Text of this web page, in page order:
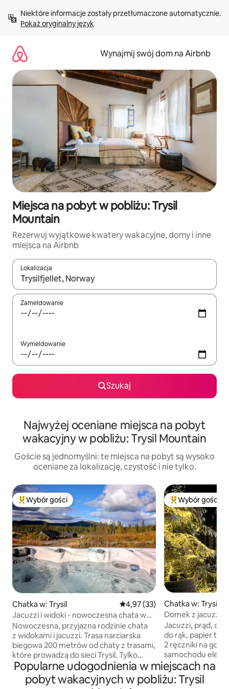
treści Pokaż oryginalny język
Wynajmij swój dom na Airbnb
Miejsca na pobyt w pobliżu: Trysil
Mountain
Rezerwuj wyjątkowe kwatery wakacyjne, domy i inne
miejsca na Airbnb
Lokalizacja
Gdy wyniki będą dostępne, możesz poruszać się po nich za
Zameldowanie
Wymeldowanie
Szukaj
Najwyżej oceniane miejsca na pobyt
wakacyjny w pobliżu: Trysil Mountain
Goście są jednomyślni: te miejsca na pobyt są wysoko
oceniane za lokalizację, czystość i nie tylko.
Najpopularniejsze z kategorii Wybór gości
Wybór gości
Chatka w: Trysil Średnia ocena: 4,97 na 5,
4,97 (33)
Jacuzzi i widoki - nowoczesna chata w
pobliżu Trysil alpin
Nowoczesna, przyjazna rodzinie chata
z widokami i jacuzzi. Trasa narciarska
biegowa 200 metrów od chaty z trasami,
które prowadzą do sieci Trysil. Tylko
10 minut jazdy samochodem do ośrodka
alpejskiego, parku rowerowego, parku
zjazdowego i parku wspinaczkowego.🚴
Wybór gości
Chatka w: Trysil
Domek z jacuzzi i
samochodów
cenę
Jacuzzi, prąd,
do rąk, papier
2 ręczniki na
samochodu
w cenę najmu! Jacuzzi nie jest używane
w okresie od 1
Przytulna chata,
Popularne udogodnienia w miejscach na
pobyt wakacyjnych w pobliżu: Trysil